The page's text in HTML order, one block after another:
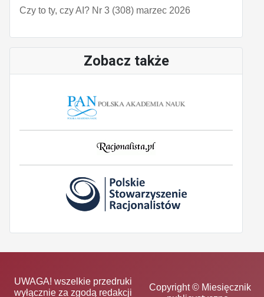
Czy to ty, czy AI? Nr 3 (308) marzec 2026
Zobacz także
UWAGA! wszelkie przedruki
wyłącznie za zgodą redakcji
Copyright © Miesięcznik